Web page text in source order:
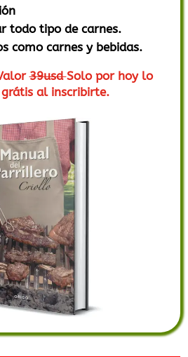
todo tipo de carnes.
como carnes y bebidas.
39usdSolo por hoy lo
grátis al inscribirte.